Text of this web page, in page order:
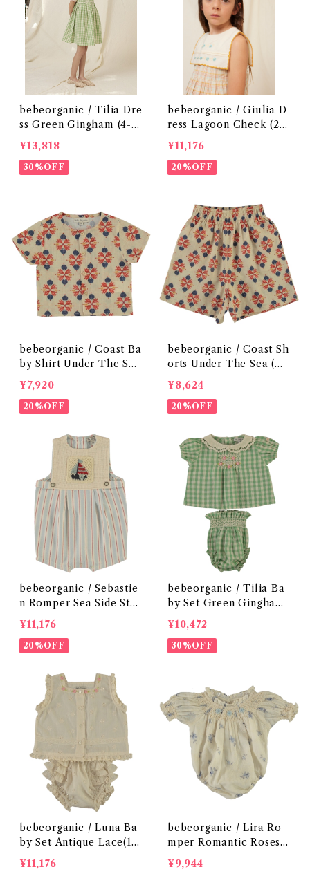
bebeorganic / Tilia Dre
ss Green Gingham (4-8
y)
¥13,818
30%OFF
bebeorganic / Giulia D
ress Lagoon Check (2-6
y)
¥11,176
20%OFF
bebeorganic / Coast Ba
by Shirt Under The Sea
( 24m)
¥7,920
20%OFF
bebeorganic / Coast Sh
orts Under The Sea (
3・５Y)
¥8,624
20%OFF
bebeorganic / Sebastie
n Romper Sea Side Stri
pe(12ｍ)
¥11,176
20%OFF
bebeorganic / Tilia Ba
by Set Green Gingham
(12・24ｍ)
¥10,472
30%OFF
bebeorganic / Luna Ba
by Set Antique Lace(12
ｍ)
¥11,176
bebeorganic / Lira Ro
mper Romantic Roses
(9・12ｍ)
¥9,944